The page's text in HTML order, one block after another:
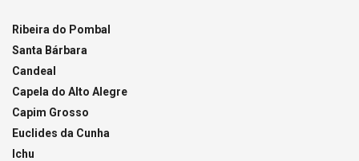
Ribeira do Pombal
Santa Bárbara
Candeal
Capela do Alto Alegre
Capim Grosso
Euclides da Cunha
Ichu